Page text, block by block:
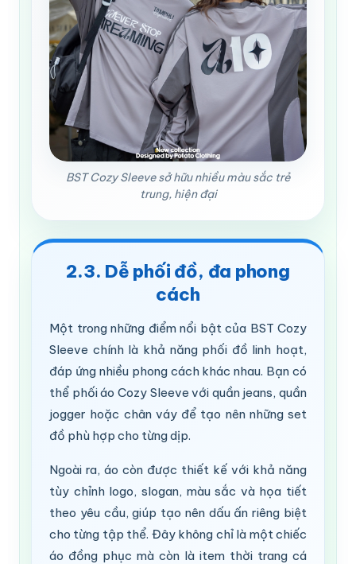
BST Cozy Sleeve sở hữu nhiều màu sắc trẻ
trung, hiện đại
2.3. Dễ phối đồ, đa phong
cách
Một trong những điểm nổi bật của BST Cozy
Sleeve chính là khả năng phối đồ linh hoạt,
đáp ứng nhiều phong cách khác nhau. Bạn có
thể phối áo Cozy Sleeve với quần jeans, quần
jogger hoặc chân váy để tạo nên những set
đồ phù hợp cho từng dịp.
Ngoài ra, áo còn được thiết kế với khả năng
tùy chỉnh logo, slogan, màu sắc và họa tiết
theo yêu cầu, giúp tạo nên dấu ấn riêng biệt
cho từng tập thể. Đây không chỉ là một chiếc
áo đồng phục mà còn là item thời trang cá